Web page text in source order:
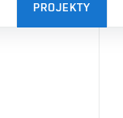
PROJEKTY